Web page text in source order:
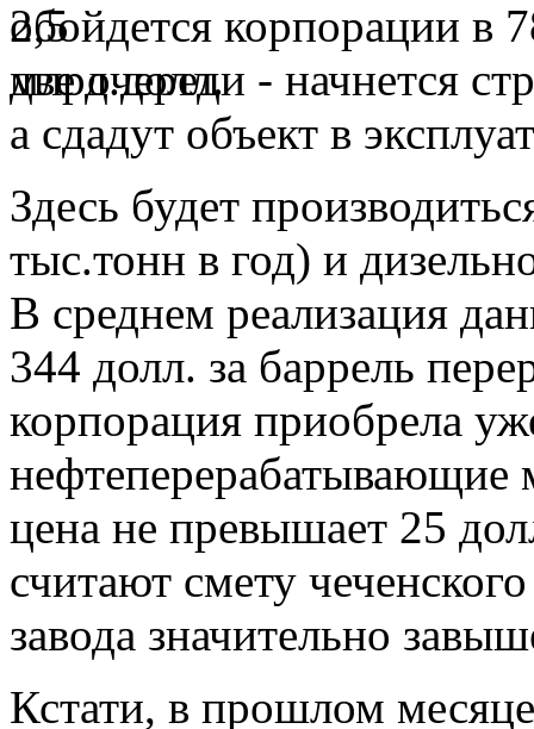
обойдется корпорации в
две очереди - начнется
а сдадут объект в
Здесь будет
тыс.тонн в год) и
В среднем реализация
344 долл. за баррель
корпорация приобрела
нефтеперерабатывающие
цена не превышает 25
считают смету
завода значительно
Кстати, в прошлом